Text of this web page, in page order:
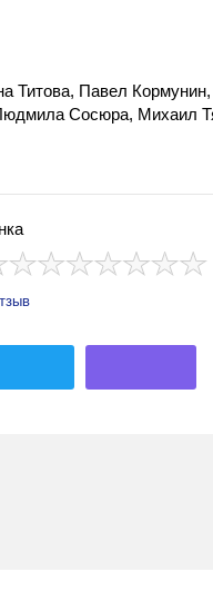
Титова, Павел
Сосюра, Михаил